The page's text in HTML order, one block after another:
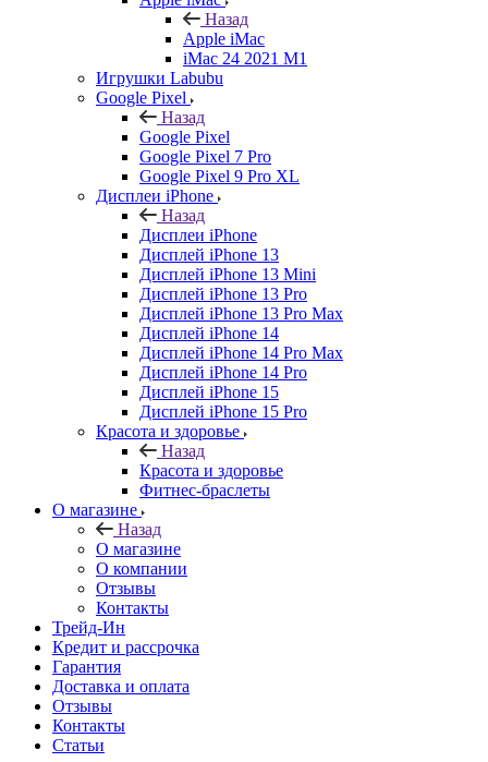
Назад
Apple iMac
iMac 24 2021 M1
Игрушки Labubu
Google Pixel
Назад
Google Pixel
Google Pixel 7 Pro
Google Pixel 9 Pro XL
Дисплеи iPhone
Назад
Дисплеи iPhone
Дисплей iPhone 13
Дисплей iPhone 13 Mini
Дисплей iPhone 13 Pro
Дисплей iPhone 13 Pro Max
Дисплей iPhone 14
Дисплей iPhone 14 Pro Max
Дисплей iPhone 14 Pro
Дисплей iPhone 15
Дисплей iPhone 15 Pro
Красота и здоровье
Назад
Красота и здоровье
Фитнес-браслеты
О магазине
Назад
О магазине
О компании
Отзывы
Контакты
Трейд-Ин
Кредит и рассрочка
Гарантия
Доставка и оплата
Отзывы
Контакты
Статьи